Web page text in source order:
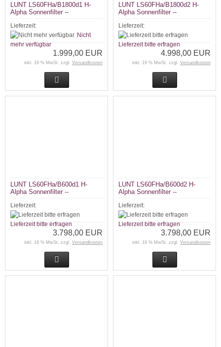
LUNT LS60FHa/B1800d1 H-
Alpha Sonnenfilter --
Lieferzeit:
Nicht
mehr verfügbar
1.999,00 EUR
inkl. 19 % MwSt. zzgl. Versandkosten
LUNT LS60FHa/B1800d2 H-
Alpha Sonnenfilter --
Lieferzeit:
Lieferzeit bitte erfragen
4.998,00 EUR
inkl. 19 % MwSt. zzgl. Versandkosten
LUNT LS60FHa/B600d1 H-
Alpha Sonnenfilter --
Lieferzeit:
Lieferzeit bitte erfragen
3.798,00 EUR
inkl. 19 % MwSt. zzgl. Versandkosten
LUNT LS60FHa/B600d2 H-
Alpha Sonnenfilter --
Lieferzeit:
Lieferzeit bitte erfragen
3.798,00 EUR
inkl. 19 % MwSt. zzgl. Versandkosten